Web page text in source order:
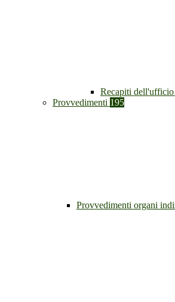
Recapiti dell'ufficio
Provvedimenti 195
Provvedimenti organi